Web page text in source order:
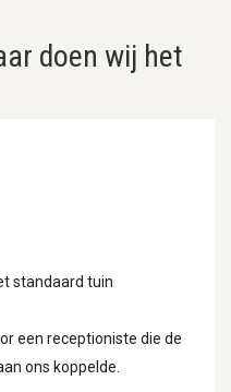
doen wij het
standaard tuin
een receptioniste die de
ons koppelde.